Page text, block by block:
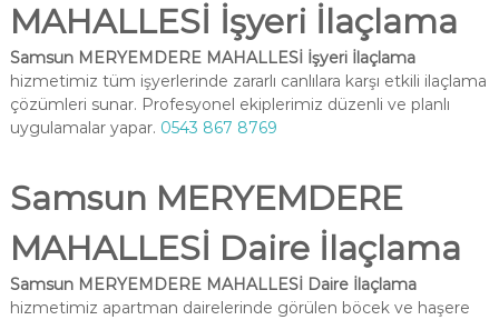
MAHALLESİ İşyeri İlaçlama
Samsun MERYEMDERE MAHALLESİ İşyeri İlaçlama
hizmetimiz tüm işyerlerinde zararlı canlılara karşı etkili ilaçlama
çözümleri sunar. Profesyonel ekiplerimiz düzenli ve planlı
uygulamalar yapar. 0543 867 8769
Samsun MERYEMDERE
MAHALLESİ Daire İlaçlama
Samsun MERYEMDERE MAHALLESİ Daire İlaçlama
hizmetimiz apartman dairelerinde görülen böcek ve haşere